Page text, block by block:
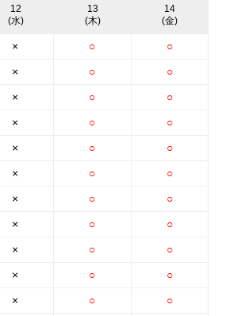
12
(水)
×
×
×
×
×
×
×
×
×
×
×
13
(木)
○
○
○
○
○
○
○
○
○
○
○
14
(金)
○
○
○
○
○
○
○
○
○
○
○